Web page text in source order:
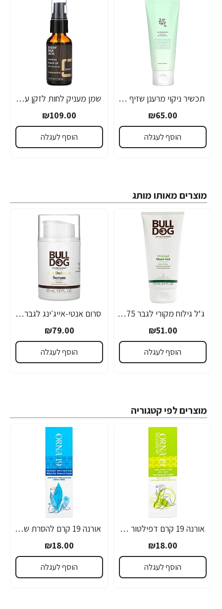
תכשיר ניקוי מרענן שזיף ירוק 100 מ"ל - מבית Beauty of Joseon
₪65.00
הוסף לעגלה
שמן מעניק לחות לזקן עם חמאת שיאה אלגום 30 מ"ל - Every Man Jack
₪109.00
הוסף לעגלה
מוצרים מאותו מותג
ג‘ל גילוח מקורי לגבר 175 מ"ל - מבית Bulldog
₪51.00
הוסף לעגלה
סרום אנטי-אייג׳ינג לגבר 50 מ"ל - מבית Bulldog
₪79.00
הוסף לעגלה
מוצרים לפי קטגוריה
אורנה 19 קרם דפילטור לעור רגיש 80 גרם
₪18.00
הוסף לעגלה
אורנה 19 קרם להסרת שיער לקו הביקיני 90 מ"ל
₪18.00
הוסף לעגלה